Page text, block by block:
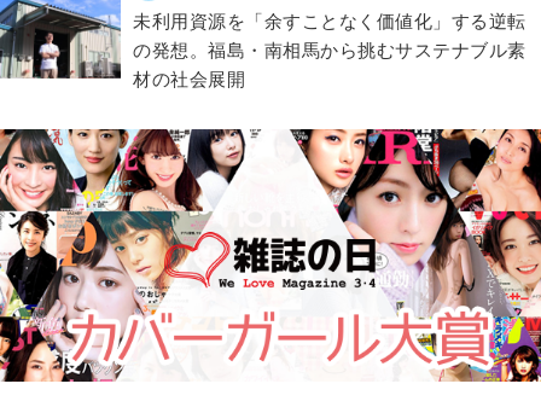
​​未利用資源を「余すことなく価値化」する逆転
の発想。福島・南相馬から挑むサステナブル素
材の社会展開​